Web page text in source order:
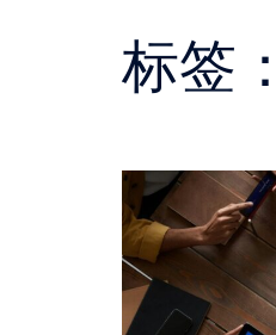
标签：